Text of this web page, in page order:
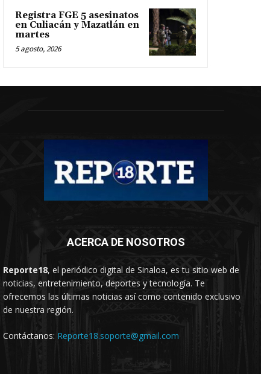
Registra FGE 5 asesinatos
en Culiacán y Mazatlán en
martes
5 agosto, 2026
ACERCA DE NOSOTROS
Reporte18, el periódico digital de Sinaloa, es tu sitio web de
noticias, entretenimiento, deportes y tecnología. Te
ofrecemos las últimas noticias así como contenido exclusivo
de nuestra región.
Contáctanos: Reporte18.soporte@gmail.com